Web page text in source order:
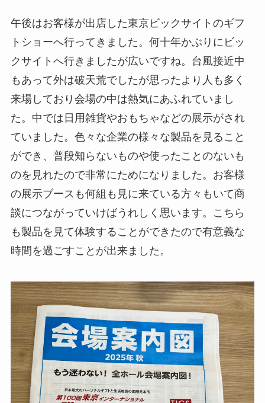
午後はお客様が出店した東京ビックサイトのギフ
トショーへ行ってきました。何十年かぶりにビッ
クサイトへ行きましたが広いですね。台風接近中
もあって外は破天荒でしたが思ったより人も多く
来場しており会場の中は熱気にあふれていまし
た。中では日用雑貨やおもちゃなどの展示がされ
ていました。色々な企業の様々な製品を見ること
ができ、普段知らないものや使ったことのないも
のを見れたので非常にためになりました。お客様
の展示ブースも何組も見に来ている方々もいて商
談につながっていけばうれしく思います。こちら
も製品を見て体験することができたので有意義な
時間を過ごすことが出来ました。